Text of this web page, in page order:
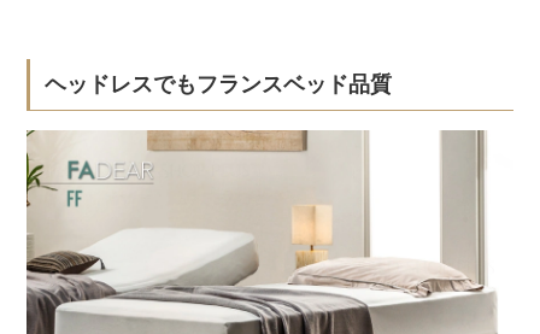
ヘッドレスでもフランスベッド品質